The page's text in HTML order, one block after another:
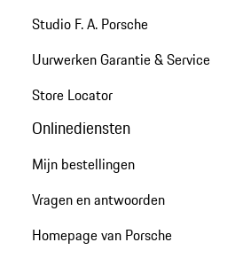
Studio F. A. Porsche
Uurwerken Garantie & Service
Store Locator
Onlinediensten
Mijn bestellingen
Vragen en antwoorden
Homepage van Porsche